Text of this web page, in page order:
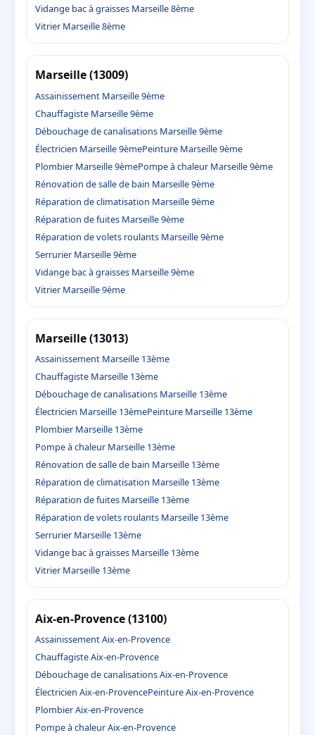
Vidange bac à graisses Marseille 8ème
Vitrier Marseille 8ème
Marseille (13009)
Assainissement Marseille 9ème
Chauffagiste Marseille 9ème
Débouchage de canalisations Marseille 9ème
Électricien Marseille 9èmePeinture Marseille 9ème
Plombier Marseille 9èmePompe à chaleur Marseille 9ème
Rénovation de salle de bain Marseille 9ème
Réparation de climatisation Marseille 9ème
Réparation de fuites Marseille 9ème
Réparation de volets roulants Marseille 9ème
Serrurier Marseille 9ème
Vidange bac à graisses Marseille 9ème
Vitrier Marseille 9ème
Marseille (13013)
Assainissement Marseille 13ème
Chauffagiste Marseille 13ème
Débouchage de canalisations Marseille 13ème
Électricien Marseille 13èmePeinture Marseille 13ème
Plombier Marseille 13ème
Pompe à chaleur Marseille 13ème
Rénovation de salle de bain Marseille 13ème
Réparation de climatisation Marseille 13ème
Réparation de fuites Marseille 13ème
Réparation de volets roulants Marseille 13ème
Serrurier Marseille 13ème
Vidange bac à graisses Marseille 13ème
Vitrier Marseille 13ème
Aix-en-Provence (13100)
Assainissement Aix-en-Provence
Chauffagiste Aix-en-Provence
Débouchage de canalisations Aix-en-Provence
Électricien Aix-en-ProvencePeinture Aix-en-Provence
Plombier Aix-en-Provence
Pompe à chaleur Aix-en-Provence